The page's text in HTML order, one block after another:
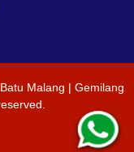
Malang | Gemilang